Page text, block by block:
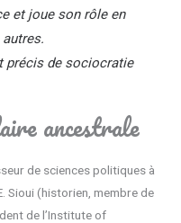
et joue son rôle en
précis de sociocratie
ancestrale
de sciences politiques à
Sioui (historien, membre de
de l’Institute of